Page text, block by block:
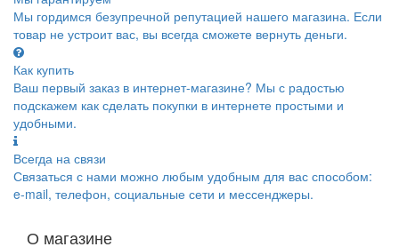
Мы гордимся безупречной репутацией нашего магазина. Если
товар не устроит вас, вы всегда сможете вернуть деньги.
Как купить
Ваш первый заказ в интернет-магазине? Мы с радостью
подскажем как сделать покупки в интернете простыми и
удобными.
Всегда на связи
Связаться с нами можно любым удобным для вас способом:
e-mail, телефон, социальные сети и мессенджеры.
О магазине